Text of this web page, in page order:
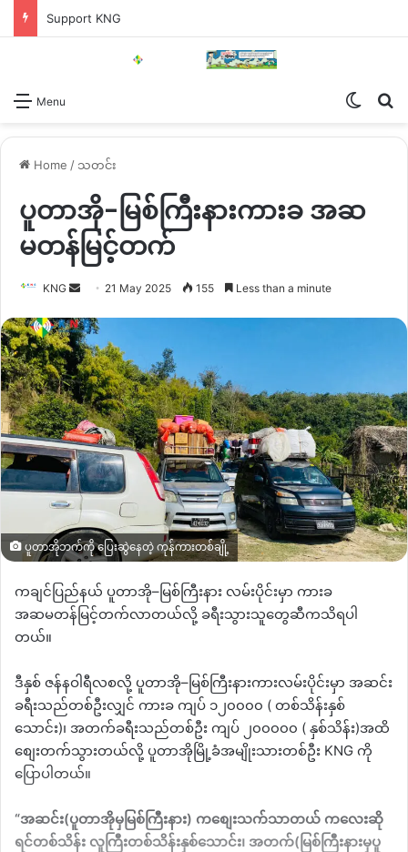
Support KNG
Menu
Home / သတင်း
ပူတာအို-မြစ်ကြီးနားကားခ အဆ
မတန်မြင့်တက်
KNG
Send
email
21 May 2025 155 Less than a minute
ပူတာအိုဘက်ကို ပြေးဆွဲနေတဲ့ ကုန်ကားတစ်ချို့
ကချင်ပြည်နယ် ပူတာအို–မြစ်ကြီးနား လမ်းပိုင်းမှာ ကားခ
အဆမတန်မြင့်တက်လာတယ်လို့ ခရီးသွားသူ‌တွေဆီကသိရပါ
တယ်။
ဒီနှစ် ဇန်နဝါရီလစလို့ ပူတာအို–မြစ်ကြီးနားကားလမ်းပိုင်းမှာ အဆင်း
ခရီးသည်တစ်ဦးလျှင် ကားခ ကျပ် ၁၂၀၀၀၀ ( တစ်သိန်းနှစ်
သောင်း)၊ အတက်ခရီးသည်တစ်ဦး ကျပ် ၂၀၀၀၀၀ ( နှစ်သိန်း)အထိ
စျေးတက်သွားတယ်လို့ ပူတာအိုမြို့ခံအမျိုးသားတစ်ဦး KNG ကို
ပြောပါတယ်။
“အဆင်း(ပူတာအိုမှမြစ်ကြီးနား) ကစျေးသက်သာတယ် ကလေးဆို
ရင်တစ်သိန်း လူကြီးတစ်သိန်းနှစ်သောင်း၊ အတက်( မြစ်ကြီးနားမှပူ